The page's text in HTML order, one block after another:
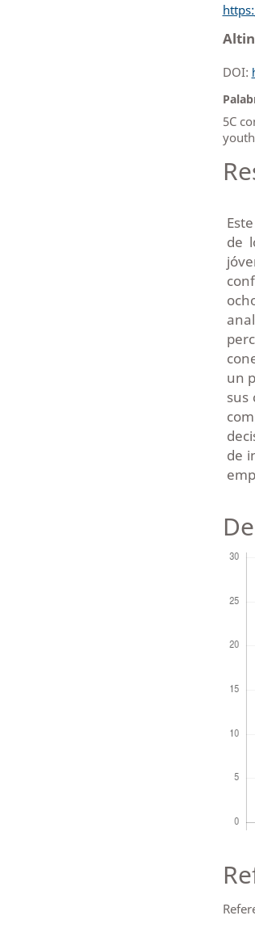
DOI:
5C
de
un
sus
de